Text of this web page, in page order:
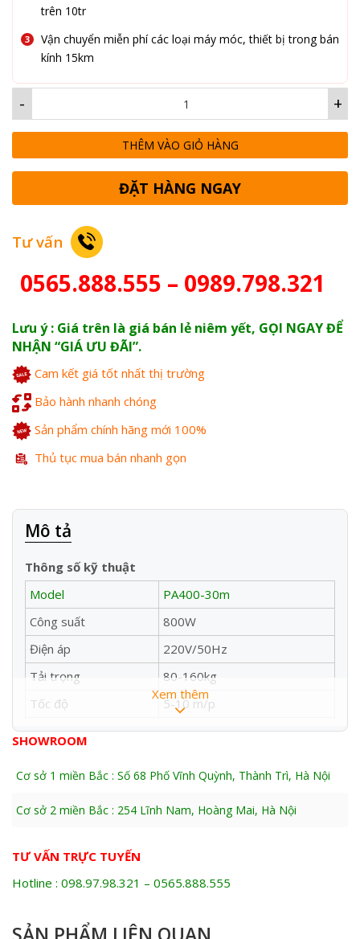
trên 10tr
Vận chuyển miễn phí các loại máy móc, thiết bị trong bán
kính 15km
+
-
THÊM VÀO GIỎ HÀNG
ĐẶT HÀNG NGAY
Tư vấn
0565.888.555 – 0989.798.321
Lưu ý : Giá trên là giá bán lẻ niêm yết, GỌI NGAY ĐỂ
NHẬN “GIÁ ƯU ĐÃI”.
Cam kết giá tốt nhất thị trường
Bảo hành nhanh chóng
Sản phẩm chính hãng mới 100%
Thủ tục mua bán nhanh gọn
Mô tả
Thông số kỹ thuật
Model
PA400-30m
Công suất
800W
Điện áp
220V/50Hz
Tải trọng
80-160kg
Tốc độ
5-10 m/p
Đường kính cáp
4.0mm
Trọng lượng
17kg
Xuất xứ
Trung Quốc
Mô tả sản phẩm
– Là thiết bị nâng hạ thuộc dòng tời kéo mini chạy điện
Xem thêm
SHOWROOM
Cơ sở 1 miền Bắc : Số 68 Phố Vĩnh Quỳnh, Thành Trì, Hà Nội
Cơ sở 2 miền Bắc : 254 Lĩnh Nam, Hoàng Mai, Hà Nội
TƯ VẤN TRỰC TUYẾN
Hotline : 098.97.98.321 – 0565.888.555